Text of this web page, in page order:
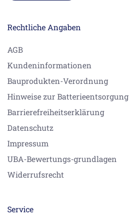
Rechtliche Angaben
AGB
Kundeninformationen
Bauprodukten-Verordnung
Hinweise zur Batterieentsorgung
Barrierefreiheitserklärung
Datenschutz
Impressum
UBA-Bewertungs-grundlagen
Widerrufsrecht
Service